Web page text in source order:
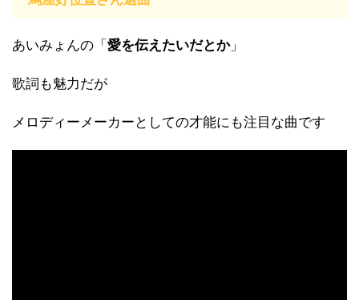
あいみょんの「 愛を伝えたいだとか」
歌詞も魅力だが
メロディーメーカーとしての才能にも注目な曲です